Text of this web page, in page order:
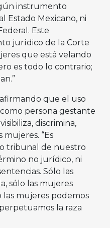
instrumento
Estado Mexicano, ni
Este
jurídico de la Corte
que está velando
es todo lo contrario;
que el uso
persona gestante
discrimina,
mujeres. “Es
tribunal de nuestro
no jurídico, ni
Sólo las
sólo las mujeres
mujeres podemos
la raza